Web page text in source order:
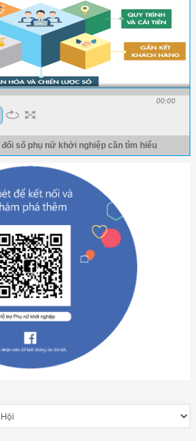
00:00
số phụ nữ khởi nghiệp cần tìm hiểu